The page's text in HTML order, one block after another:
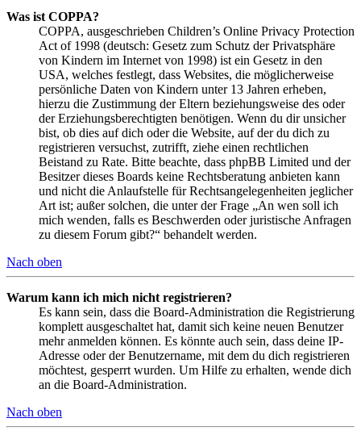
Was ist COPPA?
COPPA, ausgeschrieben Children’s Online Privacy Protection
Act of 1998 (deutsch: Gesetz zum Schutz der Privatsphäre
von Kindern im Internet von 1998) ist ein Gesetz in den
USA, welches festlegt, dass Websites, die möglicherweise
persönliche Daten von Kindern unter 13 Jahren erheben,
hierzu die Zustimmung der Eltern beziehungsweise des oder
der Erziehungsberechtigten benötigen. Wenn du dir unsicher
bist, ob dies auf dich oder die Website, auf der du dich zu
registrieren versuchst, zutrifft, ziehe einen rechtlichen
Beistand zu Rate. Bitte beachte, dass phpBB Limited und der
Besitzer dieses Boards keine Rechtsberatung anbieten kann
und nicht die Anlaufstelle für Rechtsangelegenheiten jeglicher
Art ist; außer solchen, die unter der Frage „An wen soll ich
mich wenden, falls es Beschwerden oder juristische Anfragen
zu diesem Forum gibt?“ behandelt werden.
Nach oben
Warum kann ich mich nicht registrieren?
Es kann sein, dass die Board-Administration die Registrierung
komplett ausgeschaltet hat, damit sich keine neuen Benutzer
mehr anmelden können. Es könnte auch sein, dass deine IP-
Adresse oder der Benutzername, mit dem du dich registrieren
möchtest, gesperrt wurden. Um Hilfe zu erhalten, wende dich
an die Board-Administration.
Nach oben